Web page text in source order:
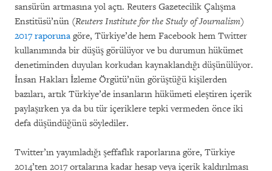
sansürün artmasına yol açtı. Reuters Gazetecilik Çalışma
Enstitüsü’nün (Reuters Institute for the Study of Journalism)
2017 raporuna göre, Türkiye’de hem Facebook hem Twitter
kullanımında bir düşüş görülüyor ve bu durumun hükümet
denetiminden duyulan korkudan kaynaklandığı düşünülüyor.
İnsan Hakları İzleme Örgütü’nün görüştüğü kişilerden
bazıları, artık Türkiye’de insanların hükümeti eleştiren içerik
paylaşırken ya da bu tür içeriklere tepki vermeden önce iki
defa düşündüğünü söylediler.
Twitter’ın yayımladığı şeffaflık raporlarına göre, Türkiye
2014’ten 2017 ortalarına kadar hesap veya içerik kaldırılması